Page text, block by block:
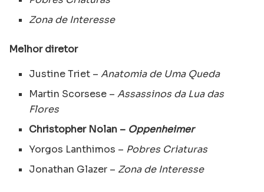
Zona de Interesse
Melhor diretor
Justine Triet –Anatomia de Uma Queda
Martin Scorsese –Assassinos da Lua das
Flores
Christopher Nolan – Oppenheimer
Yorgos Lanthimos – Pobres Criaturas
Jonathan Glazer – Zona de Interesse